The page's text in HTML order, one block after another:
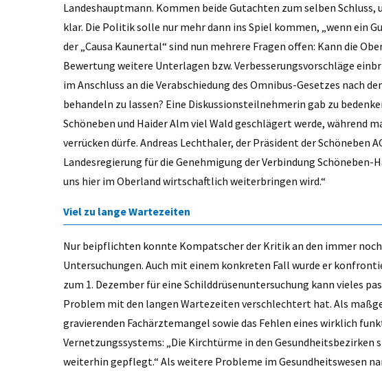
Landeshauptmann. Kommen beide Gutachten zum selben Schluss,
klar. Die Politik solle nur mehr dann ins Spiel kommen, „wenn ein
der „Causa Kaunertal“ sind nun mehrere Fragen offen: Kann die
Bewertung weitere Unterlagen bzw. Verbesserungsvorschläge
im Anschluss an die Verabschiedung des Omnibus-Gesetzes nach
behandeln zu lassen? Eine Diskussionsteilnehmerin gab zu
Schöneben und Haider Alm viel Wald geschlägert werde, während
verrücken dürfe. Andreas Lechthaler, der Präsident der Schöneben
Landesregierung für die Genehmigung der Verbindung Schöneben-
uns hier im Oberland wirtschaftlich weiterbringen wird.“
Viel zu lange Wartezeiten
Nur beipflichten konnte Kompatscher der Kritik an den immer
Untersuchungen. Auch mit einem konkreten Fall wurde er
zum 1. Dezember für eine Schilddrüsenuntersuchung kann vieles
Problem mit den langen Wartezeiten verschlechtert hat. Als
gravierenden Fachärztemangel sowie das Fehlen eines wirklich
Vernetzungssystems: „Die Kirchtürme in den Gesundheitsbezirken
weiterhin gepflegt.“ Als weitere Probleme im Gesundheitswesen